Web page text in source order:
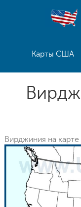
Карты США
Вирджиния на